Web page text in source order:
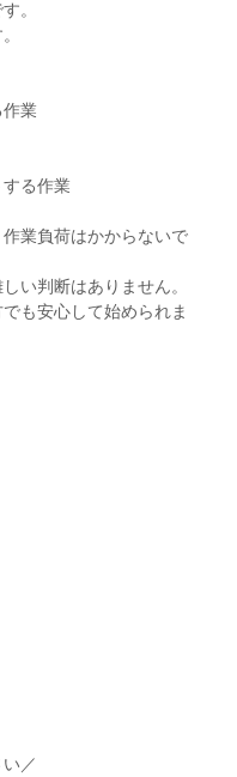
。
業
る作業
業負荷はかからないで
い判断はありません。
も安心して始められま
／